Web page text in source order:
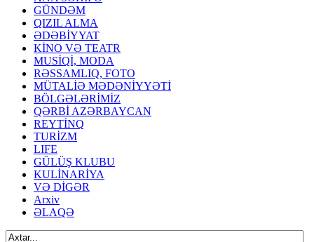
GÜNDƏM
QIZIL ALMA
ƏDƏBİYYAT
KİNO VƏ TEATR
MUSİQİ, MODA
RƏSSAMLIQ, FOTO
MÜTALİƏ MƏDƏNİYYƏTİ
BÖLGƏLƏRİMİZ
QƏRBİ AZƏRBAYCAN
REYTİNQ
TURİZM
LIFE
GÜLÜŞ KLUBU
KULİNARİYA
VƏ DİGƏR
Arxiv
ƏLAQƏ